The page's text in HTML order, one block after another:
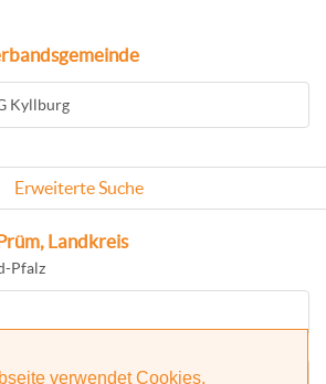
verwendet Cookies.
Kyllburg
Erweiterte Suche
Landkreis
Pfalz